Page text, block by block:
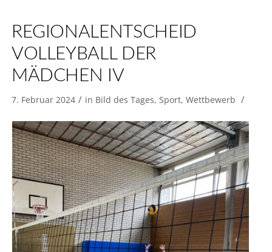
REGIONALENTSCHEID
VOLLEYBALL DER
MÄDCHEN IV
7. Februar 2024 / in Bild des Tages, Sport, Wettbewerb /